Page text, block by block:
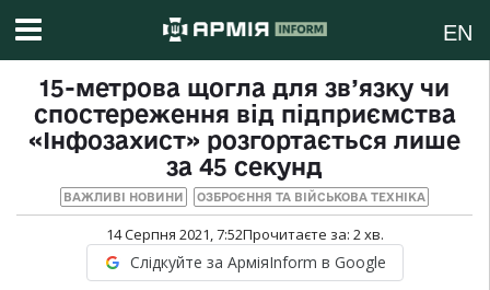
EN
15-метрова щогла для зв’язку чи
спостереження від підприємства
«Інфозахист» розгортається лише
за 45 секунд
ВАЖЛИВІ НОВИНИ ОЗБРОЄННЯ ТА ВІЙСЬКОВА ТЕХНІКА
14 Серпня 2021, 7:52Прочитаєте за: 2хв.
Слідкуйте за АрміяInform в Google